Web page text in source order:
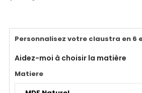
Personnalisez votre claustra en 6
Aidez-moi à choisir la matière
Matiere